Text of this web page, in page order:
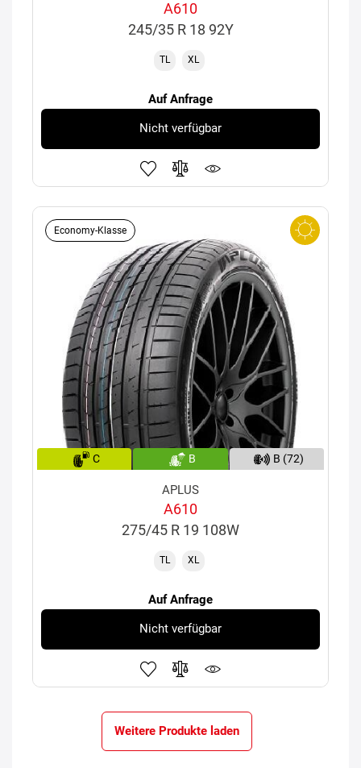
A610
245/35 R 18 92Y
TL XL
Auf Anfrage
Nicht verfügbar
Economy-Klasse
C B B (72)
APLUS
A610
275/45 R 19 108W
TL XL
Auf Anfrage
Nicht verfügbar
Weitere Produkte laden